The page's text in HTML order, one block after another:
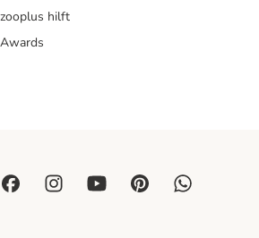
zooplus hilft
Awards